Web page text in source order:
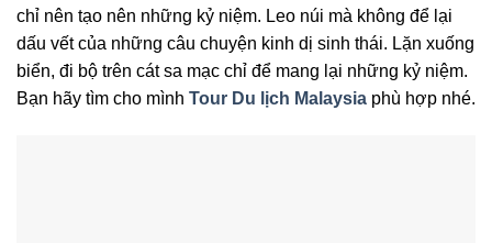
chỉ nên tạo nên những kỷ niệm. Leo núi mà không để lại
dấu vết của những câu chuyện kinh dị sinh thái. Lặn xuống
biển, đi bộ trên cát sa mạc chỉ để mang lại những kỷ niệm.
Bạn hãy tìm cho mình Tour Du lịch Malaysia phù hợp nhé.